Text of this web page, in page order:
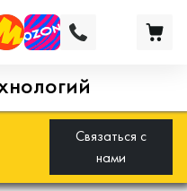
Связаться с
нами